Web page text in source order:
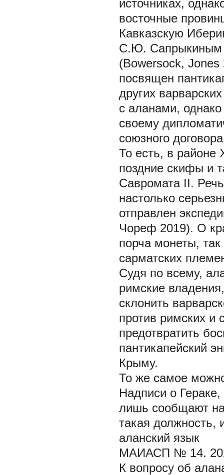
источниках,
восточные
Кавказскую
С.Ю. Сапрыкиным
(Bowersock,
посвящен
других
с аланами,
своему
союзного
То есть, в районе
поздние скифы и
Савромата II.
настолько
отправлен
Чореф 2019). О
порча монеты,
сарматских
Судя по всему,
римские
склонить
против римских и
предотвратить
пантикапейский
Крыму.
То же самое
Надписи о
лишь сообщают
такая должность,
аланский язык
МАИАСП № 14.
К вопросу об